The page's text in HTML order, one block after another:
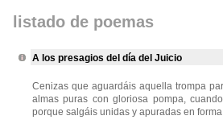
listado de poemas
A los presagios del día del Juicio
Cenizas que aguardáis aquella trompa
almas puras con gloriosa pompa,
porque salgáis unidas y apuradas en